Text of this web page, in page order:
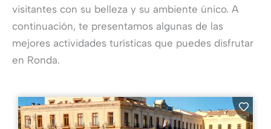
visitantes con su belleza y su ambiente único. A
continuación, te presentamos algunas de las
mejores actividades turísticas que puedes disfrutar
en Ronda.